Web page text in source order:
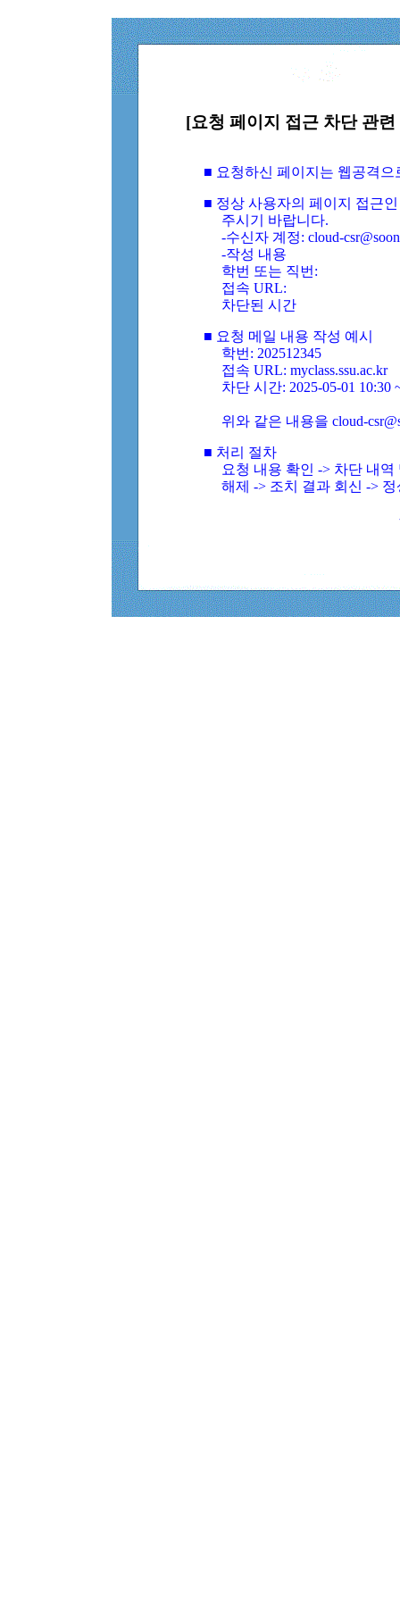
[요청 페이지 접근 차단 관
■ 요청하신 페이지는 웹공격
■ 정상 사용자의 페이지 접근
주시기 바랍니다.
-수신자 계정: cloud-
-작성 내용
학번 또는 직번:
접속 URL:
차단된 시간
■ 요청 메일 내용 작성 예시
학번: 202512345
접속 URL: myclass.ssu.ac.kr
차단 시간: 2025-05-01 10:30
위와 같은 내용을 cloud-
■ 처리 절차
요청 내용 확인 -> 차단 내
해제 -> 조치 결과 회신 ->